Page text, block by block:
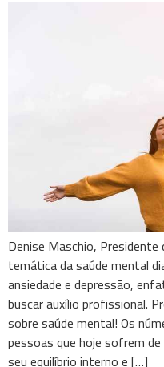
Denise Maschio, Presidente
temática da saúde mental
ansiedade e depressão,
buscar auxílio profissional.
sobre saúde mental! Os
pessoas que hoje sofrem
seu equilíbrio interno e […]